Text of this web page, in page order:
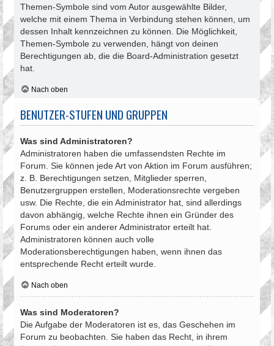
Themen-Symbole sind vom Autor ausgewählte Bilder,
welche mit einem Thema in Verbindung stehen können, um
dessen Inhalt kennzeichnen zu können. Die Möglichkeit,
Themen-Symbole zu verwenden, hängt von deinen
Berechtigungen ab, die die Board-Administration gesetzt
hat.
Nach oben
BENUTZER-STUFEN UND GRUPPEN
Was sind Administratoren?
Administratoren haben die umfassendsten Rechte im
Forum. Sie können jede Art von Aktion im Forum ausführen;
z. B. Berechtigungen setzen, Mitglieder sperren,
Benutzergruppen erstellen, Moderationsrechte vergeben
usw. Die Rechte, die ein Administrator hat, sind allerdings
davon abhängig, welche Rechte ihnen ein Gründer des
Forums oder ein anderer Administrator erteilt hat.
Administratoren können auch volle
Moderationsberechtigungen haben, wenn ihnen das
entsprechende Recht erteilt wurde.
Nach oben
Was sind Moderatoren?
Die Aufgabe der Moderatoren ist es, das Geschehen im
Forum zu beobachten. Sie haben das Recht, in ihrem